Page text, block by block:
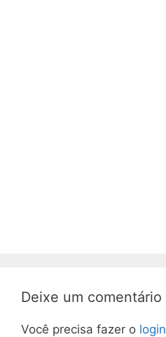
Deixe um comentário
Você precisa fazer o login